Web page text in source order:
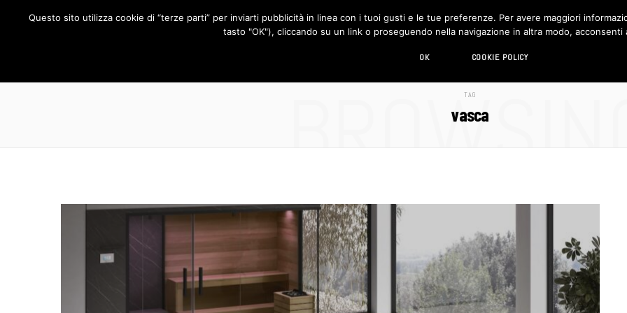
RUBRICHE DESIGN LIVING HI-TECH CHI SIAMO
TAG
vasca
BROWSING
Questo sito utilizza cookie di “terze parti” per inviarti pubblicità in linea con i tuoi gusti e le tue preferenze. Per avere maggiori
tasto "OK"), cliccando su un link o proseguendo nella navigazione in altra modo, acconsenti
OK COOKIE POLICY